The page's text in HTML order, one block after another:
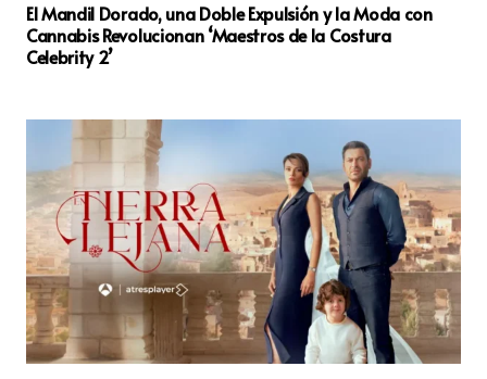
El Mandil Dorado, una Doble Expulsión y la Moda con
Cannabis Revolucionan ‘Maestros de la Costura
Celebrity 2’